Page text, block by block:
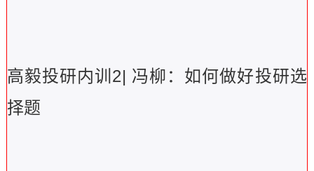
高毅投研内训2| 冯柳：如何做好投研选
择题